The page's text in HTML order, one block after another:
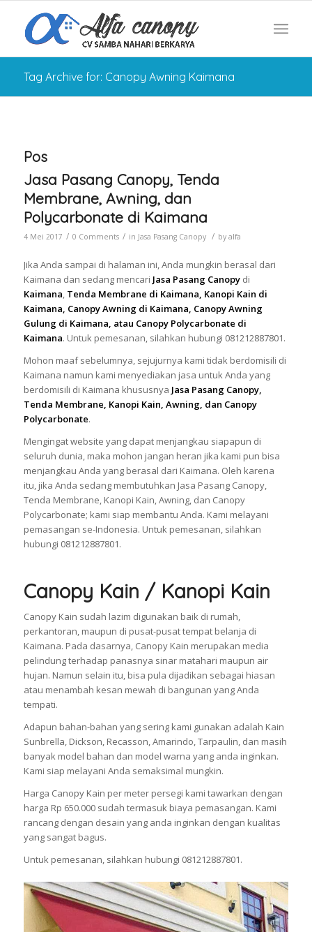
Tag Archive for: Canopy Awning Kaimana
Pos
Jasa Pasang Canopy, Tenda
Membrane, Awning, dan
Polycarbonate di Kaimana
4 Mei 2017 / 0 Comments / in Jasa Pasang Canopy / by alfa
Jika Anda sampai di halaman ini, Anda mungkin berasal dari
Kaimana dan sedang mencari Jasa Pasang Canopy di
Kaimana, Tenda Membrane di Kaimana, Kanopi Kain di
Kaimana, Canopy Awning di Kaimana, Canopy Awning
Gulung di Kaimana, atau Canopy Polycarbonate di
Kaimana. Untuk pemesanan, silahkan hubungi 081212887801.
Mohon maaf sebelumnya, sejujurnya kami tidak berdomisili di
Kaimana namun kami menyediakan jasa untuk Anda yang
berdomisili di Kaimana khususnya Jasa Pasang Canopy,
Tenda Membrane, Kanopi Kain, Awning, dan Canopy
Polycarbonate.
Mengingat website yang dapat menjangkau siapapun di
seluruh dunia, maka mohon jangan heran jika kami pun bisa
menjangkau Anda yang berasal dari Kaimana. Oleh karena
itu, jika Anda sedang membutuhkan Jasa Pasang Canopy,
Tenda Membrane, Kanopi Kain, Awning, dan Canopy
Polycarbonate; kami siap membantu Anda. Kami melayani
pemasangan se-Indonesia. Untuk pemesanan, silahkan
hubungi 081212887801.
Canopy Kain / Kanopi Kain
Canopy Kain sudah lazim digunakan baik di rumah,
perkantoran, maupun di pusat-pusat tempat belanja di
Kaimana. Pada dasarnya, Canopy Kain merupakan media
pelindung terhadap panasnya sinar matahari maupun air
hujan. Namun selain itu, bisa pula dijadikan sebagai hiasan
atau menambah kesan mewah di bangunan yang Anda
tempati.
Adapun bahan-bahan yang sering kami gunakan adalah Kain
Sunbrella, Dickson, Recasson, Amarindo, Tarpaulin, dan masih
banyak model bahan dan model warna yang anda inginkan.
Kami siap melayani Anda semaksimal mungkin.
Harga Canopy Kain per meter persegi kami tawarkan dengan
harga Rp 650.000 sudah termasuk biaya pemasangan. Kami
rancang dengan desain yang anda inginkan dengan kualitas
yang sangat bagus.
Untuk pemesanan, silahkan hubungi 081212887801.